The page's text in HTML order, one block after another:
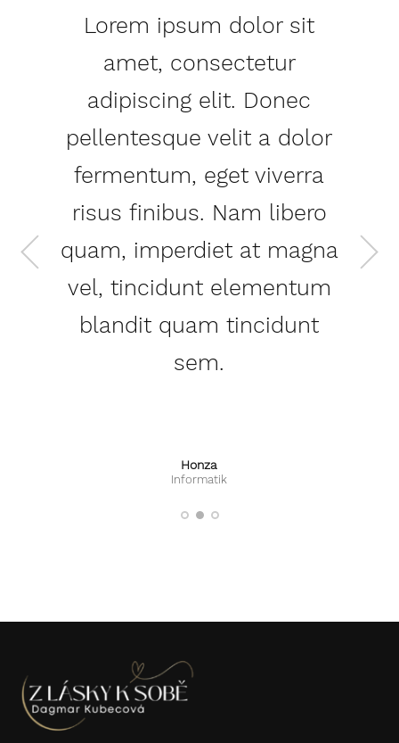
Petra
Finanční poradce
Lorem ipsum dolor sit
amet, consectetur
adipiscing elit. Donec
pellentesque velit a dolor
fermentum, eget viverra
risus finibus. Nam libero
quam, imperdiet at magna
vel, tincidunt elementum
blandit quam tincidunt
sem.
Honza
Informatik
Jana
Účetní